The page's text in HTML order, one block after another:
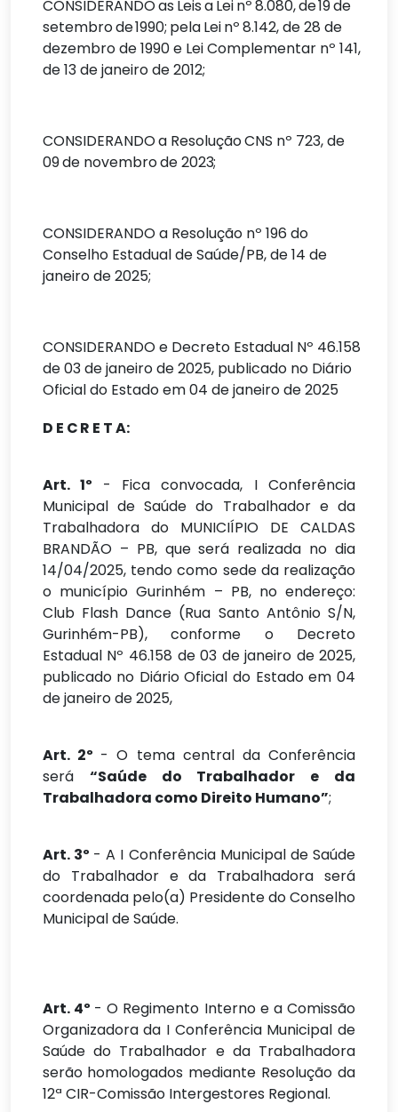
CONSIDERANDOas LeisaLeinº8.080,de19de
setembrode1990; pelaLeinº8.142, de 28 de
dezembro de 1990 e Lei Complementar nº 141,
de 13 de janeiro de 2012;
CONSIDERANDOa ResoluçãoCNS nº 723,de
09de novembrode2023;
CONSIDERANDO a Resolução nº 196 do
Conselho Estadual de Saúde/PB, de 14 de
janeiro de 2025;
CONSIDERANDO e Decreto Estadual Nº 46.158
de 03 de janeiro de 2025, publicado no Diário
Oficial do Estado em 04 de janeiro de 2025
D E CR E TA:
Art. 1º - Fica convocada, I Conferência
Municipal de Saúde do Trabalhador e da
Trabalhadora do MUNICIÍPIO DE
CALDAS
BRANDÃO – PB, que será realizada no dia
14/04/2025, tendo como sede da realização
o município Gurinhém – PB, no endereço:
Club Flash Dance (Rua Santo Antônio S/N,
Gurinhém-PB), conforme o Decreto
Estadual Nº 46.158 de 03 de janeiro de 2025,
publicado no Diário Oficial do Estado em 04
de janeiro de 2025,
Art. 2º - O tema central da Conferência
será “Saúde do Trabalhador e da
Trabalhadora como Direito Humano”;
Art. 3º - A I Conferência Municipal de Saúde
do Trabalhador e da Trabalhadora será
coordenada pelo(a) Presidente do Conselho
Municipal de Saúde.
Art. 4º - O Regimento Interno e a Comissão
Organizadora da I Conferência Municipal de
Saúde do Trabalhador e da Trabalhadora
serão homologados mediante Resolução da
12ª CIR-Comissão Intergestores Regional.